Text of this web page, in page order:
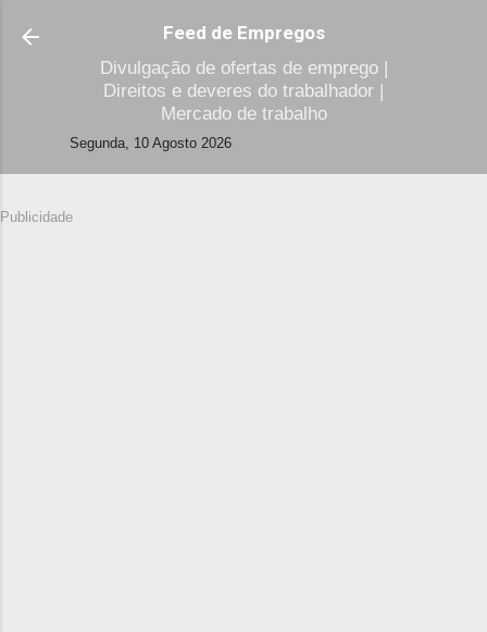
Avançar para o conteúdo principal
Feed de Empregos
Divulgação de ofertas de emprego |
Direitos e deveres do trabalhador |
Mercado de trabalho
Segunda, 10 Agosto 2026
Publicidade